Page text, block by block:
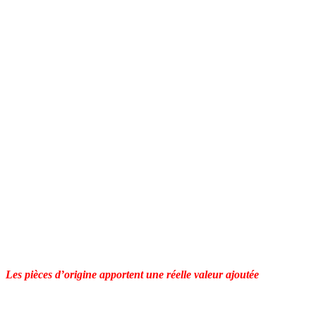
Les pièces d’origine apportent une réelle valeur ajoutée